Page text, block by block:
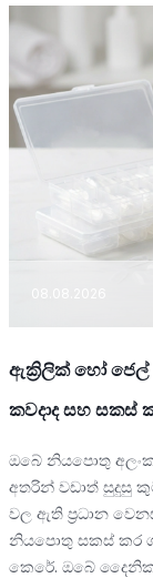
ඇක්‍රිලික් හෝ
කවදාද සහ සකස්
ඔබේ නියපොතු
අතරින් වඩාත් සුදුසු
වල ඇති ප්‍රධාන
නියපොතු සකස් කර
කෙරේ. ඔබේ දෛනික